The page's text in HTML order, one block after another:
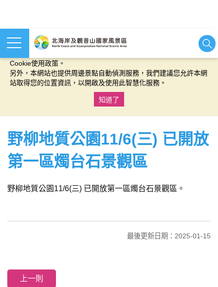
本網站使用cookies等相關技術以持續優化網站服務，並有助於為
Cookie使用政策。
另外，本網站也提供周邊景點自動偵測服務，我們建議您允許本網
站取得您的位置資訊，以開啟及使用此智慧化服務。
知道了
野柳地質公園11/6(三) 已開放
第一區燭台石景觀區
野柳地質公園11/6(三) 已開放第一區燭台石景觀區。
最後更新日期：2025-01-15
上一則